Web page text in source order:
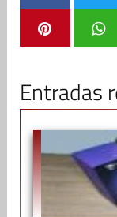
Entradas